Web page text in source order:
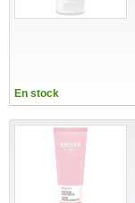
En stock